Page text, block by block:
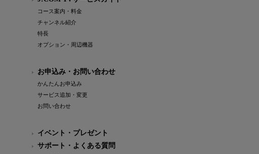
コース案内・料金
チャンネル紹介
特長
オプション・周辺機器
お申込み・お問い合わせ
かんたんお申込み
サービス追加・変更
お問い合わせ
イベント・プレゼント
サポート・よくある質問